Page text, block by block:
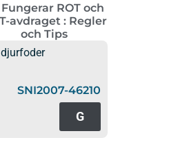
Fungerar ROT och
avdraget : Regler
och Tips
SNI2007-46210
G